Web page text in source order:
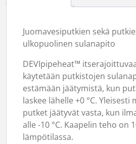
Juomavesiputkien sekä
ulkopuolinen sulanapito
DEVIpipeheat™
käytetään putkistojen
estämään jäätymistä, kun
laskee lähelle +0 °C. Yleisesti
putket jäätyvät vasta, kun
alle -10 °C. Kaapelin teho on
lämpötilassa.